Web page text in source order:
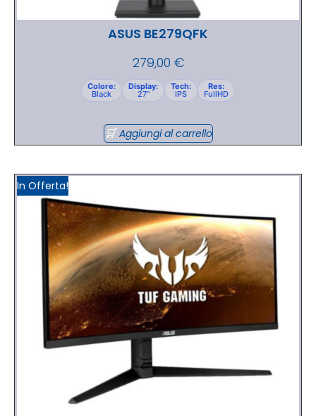
ASUS BE279QFK
279,00 €
Colore:
Black
Display:
27"
Tech:
IPS
Res:
FullHD
Aggiungi al carrello
In Offerta!